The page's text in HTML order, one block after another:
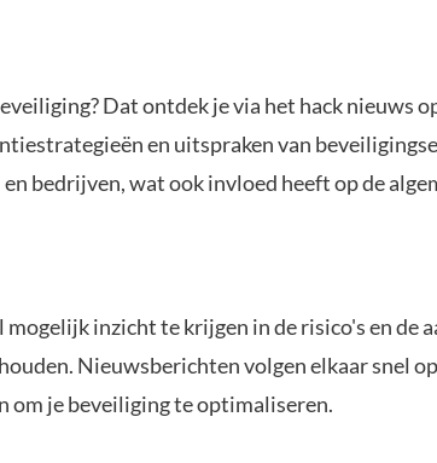
Dat ontdek je via het hack nieuws
en uitspraken van
bedrijven, wat ook invloed heeft op de
inzicht te krijgen in de risico's en de
Nieuwsberichten volgen elkaar snel
om je beveiliging te optimaliseren.